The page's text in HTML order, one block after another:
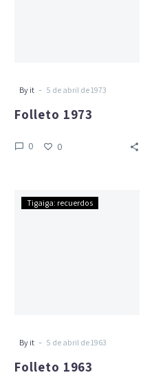
By it - 5 de abril de 1973
Folleto 1973
0 0
Folleto
Tigaiga: recuerdos
By it - 5 de abril de 1963
Folleto 1963